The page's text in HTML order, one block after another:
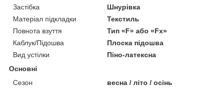
Застібка
Шнурівка
Матеріал підкладки
Текстиль
Повнота взуття
Тип «F» або «Fx»
Каблук/Підошва
Плоска підошва
Вид устілки
Піно-латексна
Основні
Сезон
весна / літо / осінь